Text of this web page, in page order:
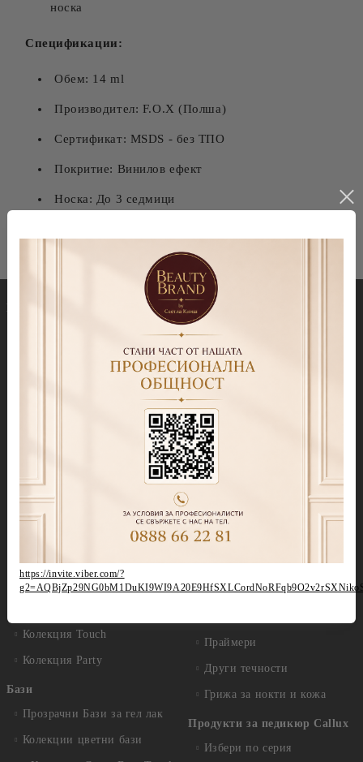
носка
Спецификации:
Обем: 14 ml
Производител: F.O.X (Полша)
Сертификат: MSDS - без ТПО
Покритие: Винилов ефект
Носка: До 3 седмици
Гел лакове
Колекция Spectrum 14 ml
Колекция Spectrum Shot 5гр.
Колекция Mocha Mousse
Колекция Lollipop
(витражна)
Колекция Cat Eye Galaxy
Колекция Touch
Колекция Party
Бази
Прозрачни Бази за гел лак
Колекции цветни бази
Декорации
Blooming gel
Slime gel
Гел бои
Витражни-Vitrage Gel
paint
Брокати, Фолиа и др.
Акварелни капки
Дезинфектанти и
Праймери
Други течности
Грижа за нокти и кожа
Продукти за педикюр Callux
Избери по серия
https://invite.viber.com/?